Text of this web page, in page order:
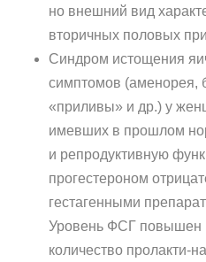
но внешний вид
вторичных половых
Синдром истощения
симптомов (амено­рея,
«приливы» и др.) у
имевших в прошлом
и репродуктивную
прогестероном
гестагенными
Уровень ФСГ повышен
количество пролакти-